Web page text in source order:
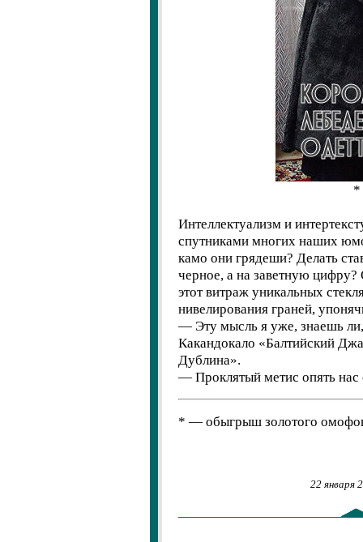
*
Интеллектуализм и
спутниками многих наших
камо они грядеши? Делать
черное, а на заветную
этот витраж уникальных
нивелирования граней,
— Эту мысль я уже, знаешь ли,
Какандокало «Балтийский
Дублина».
— Проклятый метис опять нас
* — обыгрыш золотого
22 января